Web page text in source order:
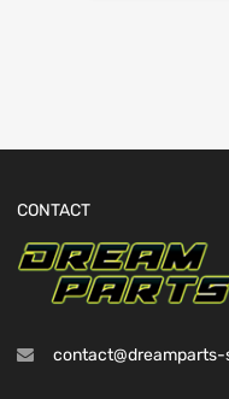
CONTACT